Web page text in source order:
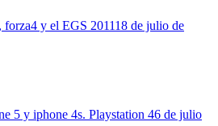
forza4 y el EGS 201118 de julio de
5 y iphone 4s. Playstation 46 de julio